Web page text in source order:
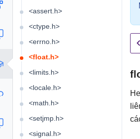
<assert.h>
<ctype.h>
<errno.h>
<float.h>
<limits.h>
<locale.h>
<math.h>
<setjmp.h>
<signal.h>